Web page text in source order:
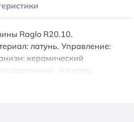
Raglo R20.10.
латунь. Управление:
керамический
Аэратор.
1/2. Тип подводки: гибкая.